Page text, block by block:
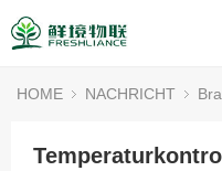
HOME NACHRICHT